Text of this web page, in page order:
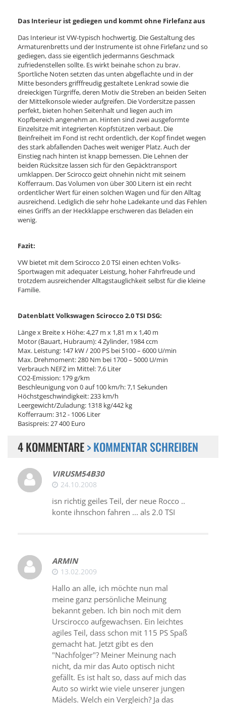
Das Interieur ist gediegen und kommt ohne Firlefanz aus
Das Interieur ist VW-typisch hochwertig. Die Gestaltung des
Armaturenbretts und der Instrumente ist ohne Firlefanz und so
gediegen, dass sie eigentlich jedermanns Geschmack
zufriedenstellen sollte. Es wirkt beinahe schon zu brav.
Sportliche Noten setzten das unten abgeflachte und in der
Mitte besonders grifffreudig gestaltete Lenkrad sowie die
dreieckigen Türgriffe, deren Motiv die Streben an beiden Seiten
der Mittelkonsole wieder aufgreifen. Die Vordersitze passen
perfekt, bieten hohen Seitenhalt und liegen auch im
Kopfbereich angenehm an. Hinten sind zwei ausgeformte
Einzelsitze mit integrierten Kopfstützen verbaut. Die
Beinfreiheit im Fond ist recht ordentlich, der Kopf findet wegen
des stark abfallenden Daches weit weniger Platz. Auch der
Einstieg nach hinten ist knapp bemessen. Die Lehnen der
beiden Rücksitze lassen sich für den Gepäcktransport
umklappen. Der Scirocco geizt ohnehin nicht mit seinem
Kofferraum. Das Volumen von über 300 Litern ist ein recht
ordentlicher Wert für einen solchen Wagen und für den Alltag
ausreichend. Lediglich die sehr hohe Ladekante und das Fehlen
eines Griffs an der Heckklappe erschweren das Beladen ein
wenig.
Fazit:
VW bietet mit dem Scirocco 2.0 TSI einen echten Volks-
Sportwagen mit adequater Leistung, hoher Fahrfreude und
trotzdem ausreichender Alltagstauglichkeit selbst für die kleine
Familie.
Datenblatt Volkswagen Scirocco 2.0 TSI DSG:
Länge x Breite x Höhe: 4,27 m x 1,81 m x 1,40 m
Motor (Bauart, Hubraum): 4 Zylinder, 1984 ccm
Max. Leistung: 147 kW / 200 PS bei 5100 – 6000 U/min
Max. Drehmoment: 280 Nm bei 1700 – 5000 U/min
Verbrauch NEFZ im Mittel: 7,6 Liter
CO2-Emission: 179 g/km
Beschleunigung von 0 auf 100 km/h: 7,1 Sekunden
Höchstgeschwindigkeit: 233 km/h
Leergewicht/Zuladung: 1318 kg/442 kg
Kofferraum: 312 - 1006 Liter
Basispreis: 27 400 Euro
4 KOMMENTARE> KOMMENTAR SCHREIBEN
VIRUSM54B30
24.10.2008
isn richtig geiles Teil, der neue Rocco ..
konte ihnschon fahren ... als 2.0 TSI
ARMIN
13.02.2009
Hallo an alle, ich möchte nun mal
meine ganz persönliche Meinung
bekannt geben. Ich bin noch mit dem
Urscirocco aufgewachsen. Ein leichtes
agiles Teil, dass schon mit 115 PS Spaß
gemacht hat. Jetzt gibt es den
"Nachfolger"? Meiner Meinung nach
nicht, da mir das Auto optisch nicht
gefällt. Es ist halt so, dass auf mich das
Auto so wirkt wie viele unserer jungen
Mädels. Welch ein Vergleich? Ja das